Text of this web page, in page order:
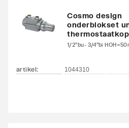
Standaard kleur Ja
Cosmo design
onderblokset
thermostaatkop
1/2"bu- 3/4"bi
artikel: 1044310